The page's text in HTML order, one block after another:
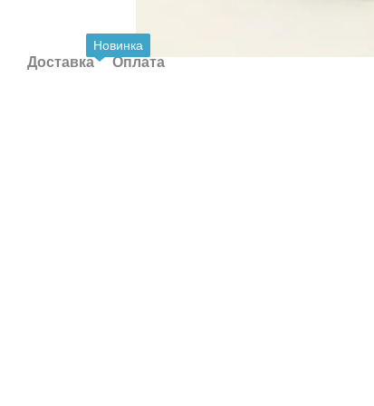
Новинка
Доставка Оплата